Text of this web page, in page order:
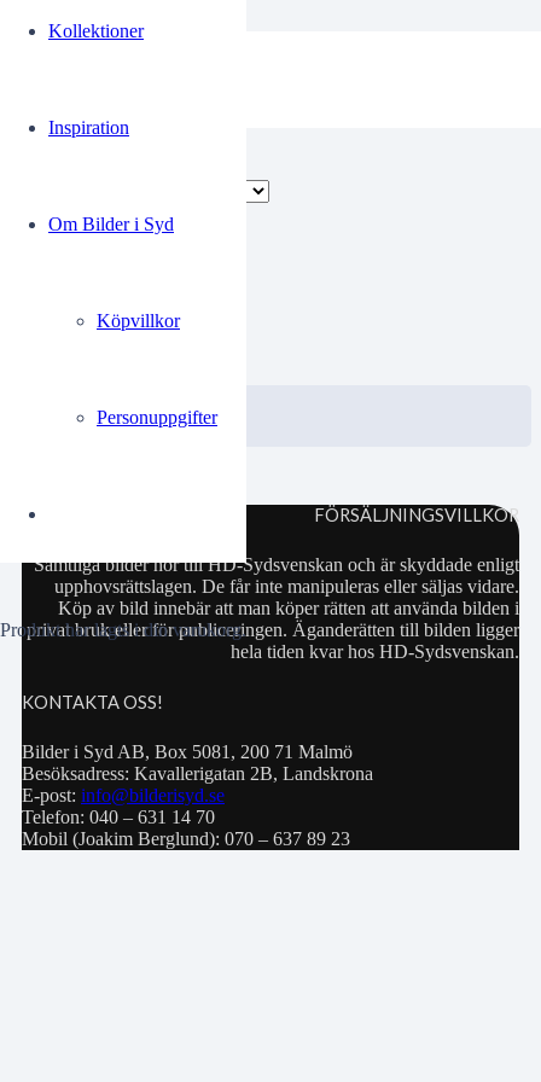
Kollektioner
Inspiration
Om Bilder i Syd
Köpvillkor
Personuppgifter
Produkthar lagts i din varukorg.
0.00 kr
Välj alternativ
FÖRSÄLJNINGSVILLKOR
Samtliga bilder hör till HD-Sydsvenskan och är skyddade enligt
upphovsrättslagen. De får inte manipuleras eller säljas vidare.
Köp av bild innebär att man köper rätten att använda bilden i
privat bruk eller för publiceringen. Äganderätten till bilden ligger
hela tiden kvar hos HD-Sydsvenskan.
KONTAKTA OSS!
Bilder i Syd AB, Box 5081, 200 71 Malmö
Besöksadress: Kavallerigatan 2B, Landskrona
E-post: info@bilderisyd.se
Telefon: 040 – 631 14 70
Mobil (Joakim Berglund): 070 – 637 89 23